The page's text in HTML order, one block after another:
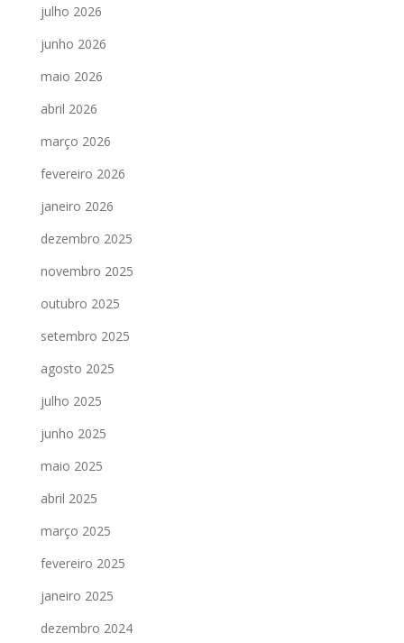
julho 2026
junho 2026
maio 2026
abril 2026
março 2026
fevereiro 2026
janeiro 2026
dezembro 2025
novembro 2025
outubro 2025
setembro 2025
agosto 2025
julho 2025
junho 2025
maio 2025
abril 2025
março 2025
fevereiro 2025
janeiro 2025
dezembro 2024